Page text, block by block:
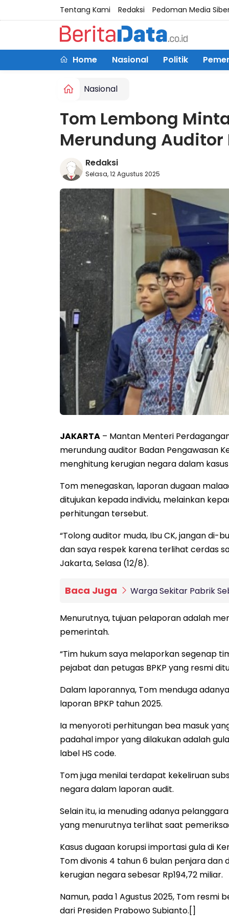
Tentang Kami Redaksi Pedoman Media
Home Nasional Politik
Nasional
Tom Lembong
Merundung Auditor
Redaksi
Selasa, 12 Agustus 2025
JAKARTA – Mantan Menteri
merundung auditor Badan Pengawasan
menghitung kerugian negara dalam
Tom menegaskan, laporan dugaan
ditujukan kepada individu, melainkan
perhitungan tersebut.
“Tolong auditor muda, Ibu CK, jangan di-
dan saya respek karena terlihat cerdas
Jakarta, Selasa (12/8).
Baca Juga Warga Sekitar Pabrik
Menurutnya, tujuan pelaporan adalah
pemerintah.
“Tim hukum saya melaporkan segenap
pejabat dan petugas BPKP yang resmi
Dalam laporannya, Tom menduga
laporan BPKP tahun 2025.
Ia menyoroti perhitungan bea masuk
padahal impor yang dilakukan adalah
label HS code.
Tom juga menilai terdapat kekeliruan
negara dalam laporan audit.
Selain itu, ia menuding adanya
yang menurutnya terlihat saat
Kasus dugaan korupsi importasi gula di
Tom divonis 4 tahun 6 bulan penjara dan
kerugian negara sebesar Rp194,72 miliar.
Namun, pada 1 Agustus 2025, Tom
dari Presiden Prabowo Subianto.[]